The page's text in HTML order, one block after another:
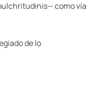
como vía
de lo